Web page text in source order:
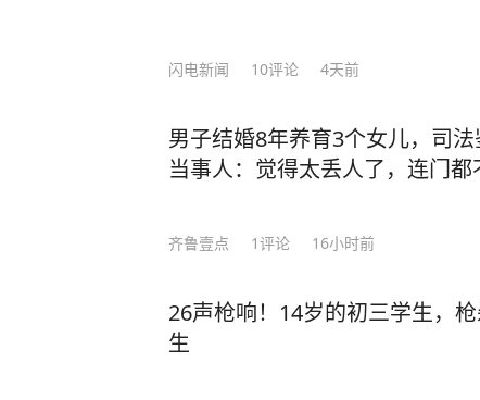
闪电新闻 10评论 4天前
男子结婚8年养育3个女儿，司法
当事人：觉得太丢人了，连门都
齐鲁壹点 1评论 16小时前
26声枪响！14岁的初三学生，
生